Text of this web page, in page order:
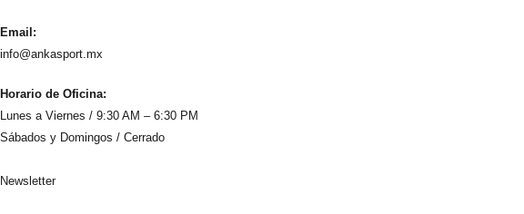
Email:
info@ankasport.mx
Horario de Oficina:
Lunes a Viernes / 9:30 AM – 6:30 PM
Sábados y Domingos / Cerrado
Newsletter